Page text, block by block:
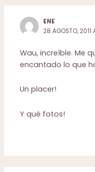
ENE
28 AGOSTO, 2011
Wau, increíble. Me
encantado lo que
Un placer!
Y qué fotos!